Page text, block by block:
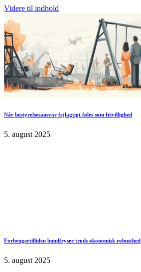
Videre til indhold
Når bestyrelsesansvar fejlagtigt føles som frivillighed
5. august 2025
Forbrugertilliden bundfryser trods økonomisk robusthed
5. august 2025